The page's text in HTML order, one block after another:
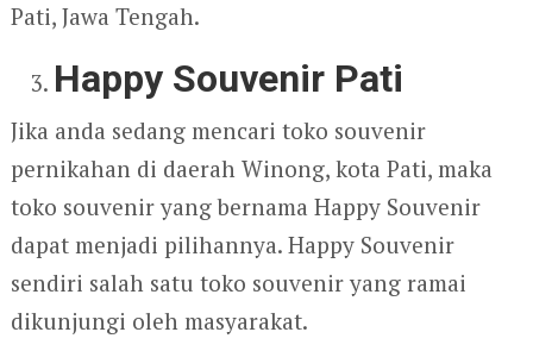
Pati, Jawa Tengah.
Happy Souvenir Pati
Jika anda sedang mencari toko souvenir
pernikahan di daerah Winong, kota Pati, maka
toko souvenir yang bernama Happy Souvenir
dapat menjadi pilihannya. Happy Souvenir
sendiri salah satu toko souvenir yang ramai
dikunjungi oleh masyarakat.